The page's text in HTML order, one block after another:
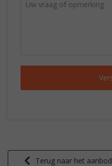
Terug naar het aanbod